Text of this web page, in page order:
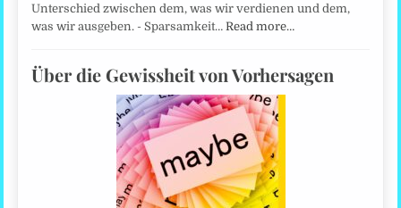
Unterschied zwischen dem, was wir verdienen und dem,
was wir ausgeben. - Sparsamkeit…Read more…
Über die Gewissheit von Vorhersagen